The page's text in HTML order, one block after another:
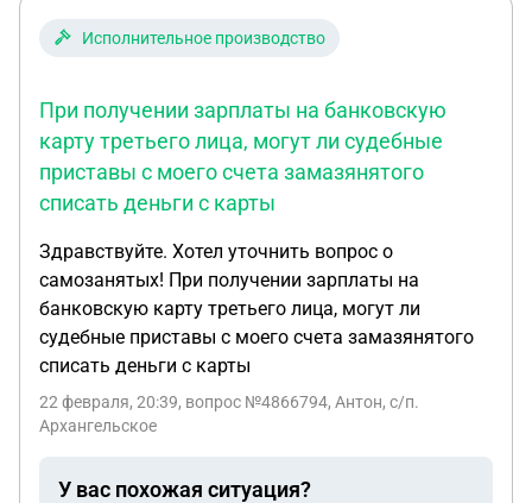
Исполнительное производство
При получении зарплаты на банковскую
карту третьего лица, могут ли судебные
приставы с моего счета замазянятого
списать деньги с карты
Здравствуйте. Хотел уточнить вопрос о
самозанятых! При получении зарплаты на
банковскую карту третьего лица, могут ли
судебные приставы с моего счета замазянятого
списать деньги с карты
22 февраля, 20:39, вопрос №4866794, Антон, с/п.
Архангельское
У вас похожая ситуация?